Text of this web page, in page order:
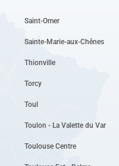
Saint-Omer
Sainte-Marie-aux-Chênes
Thionville
Torcy
Toul
Toulon - La Valette du Var
Toulouse Centre